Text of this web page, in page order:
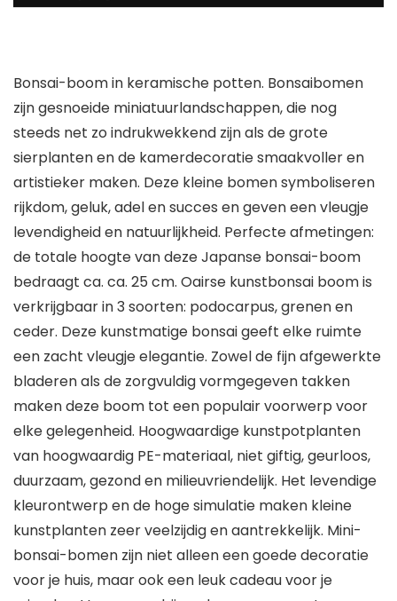
Bonsai-boom in keramische potten. Bonsaibomen
zijn gesnoeide miniatuurlandschappen, die nog
steeds net zo indrukwekkend zijn als de grote
sierplanten en de kamerdecoratie smaakvoller en
artistieker maken. Deze kleine bomen symboliseren
rijkdom, geluk, adel en succes en geven een vleugje
levendigheid en natuurlijkheid. Perfecte afmetingen:
de totale hoogte van deze Japanse bonsai-boom
bedraagt ca. ca. 25 cm. Oairse kunstbonsai boom is
verkrijgbaar in 3 soorten: podocarpus, grenen en
ceder. Deze kunstmatige bonsai geeft elke ruimte
een zacht vleugje elegantie. Zowel de fijn afgewerkte
bladeren als de zorgvuldig vormgegeven takken
maken deze boom tot een populair voorwerp voor
elke gelegenheid. Hoogwaardige kunstpotplanten
van hoogwaardig PE-materiaal, niet giftig, geurloos,
duurzaam, gezond en milieuvriendelijk. Het levendige
kleurontwerp en de hoge simulatie maken kleine
kunstplanten zeer veelzijdig en aantrekkelijk. Mini-
bonsai-bomen zijn niet alleen een goede decoratie
voor je huis, maar ook een leuk cadeau voor je